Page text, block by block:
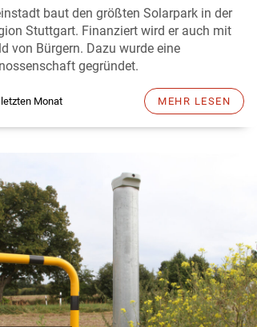
baut den größten Solarpark in der
Stuttgart. Finanziert wird er auch mit
von Bürgern. Dazu wurde eine
gegründet.
letzten Monat MEHR LESEN